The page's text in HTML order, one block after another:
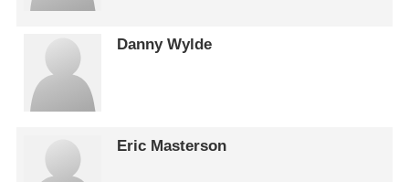
Danny Wylde
Eric Masterson